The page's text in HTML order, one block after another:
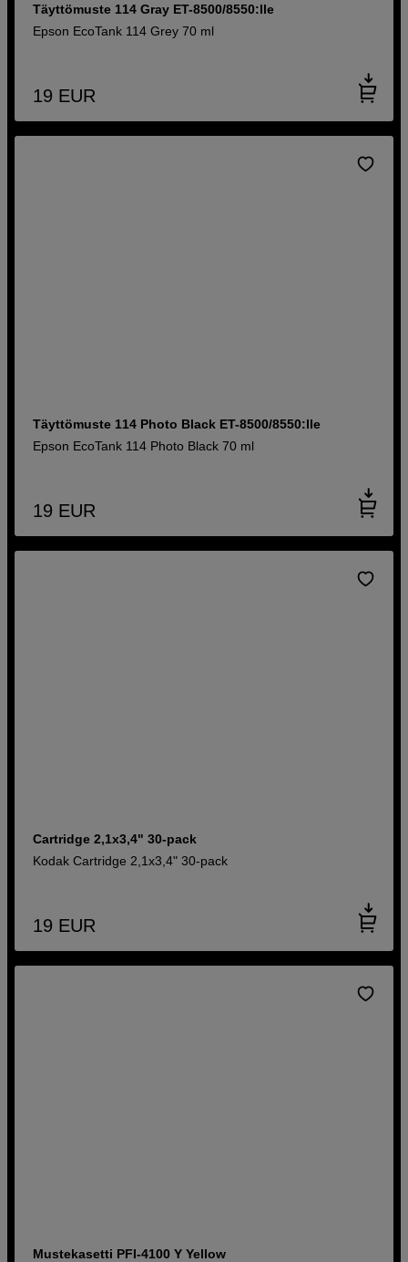
Täyttömuste 114 Gray ET-8500/8550:lle
Epson EcoTank 114 Grey 70 ml
19 EUR
Täyttömuste 114 Photo Black ET-8500/8550:lle
Epson EcoTank 114 Photo Black 70 ml
19 EUR
Cartridge 2,1x3,4" 30-pack
Kodak Cartridge 2,1x3,4" 30-pack
19 EUR
Mustekasetti PFI-4100 Y Yellow